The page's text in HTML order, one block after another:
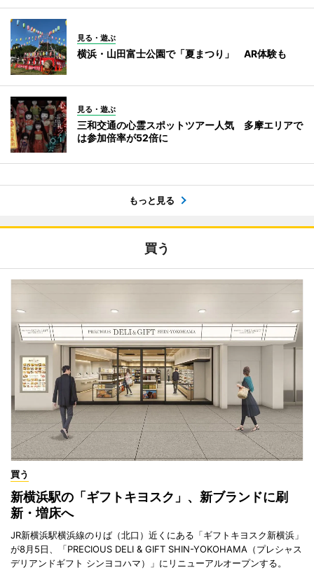
見る・遊ぶ
横浜・山田富士公園で「夏まつり」 AR体験も
見る・遊ぶ
三和交通の心霊スポットツアー人気 多摩エリアで
は参加倍率が52倍に
もっと見る
買う
買う
新横浜駅の「ギフトキヨスク」、新ブランドに刷
新・増床へ
JR新横浜駅横浜線のりば（北口）近くにある「ギフトキヨスク新横浜」
が8月5日、「PRECIOUS DELI & GIFT SHIN-YOKOHAMA（プレシャス
デリアンドギフト シンヨコハマ）」にリニューアルオープンする。